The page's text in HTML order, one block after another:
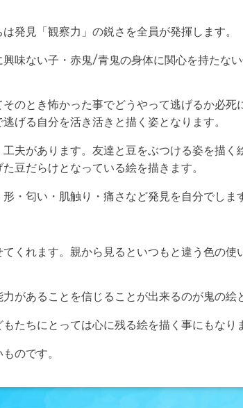
発見「観察力」の鋭さを全員が発揮 します。
味ない子・赤鬼/青鬼の身体に関心を持たな
のとき怖かった事でどうやって逃げるか必死
げる自分を活き活きと描く姿となります。
工夫があります。 友達と豆をぶつける姿を描く
た豆だらけとなっている絵を描きます。
・匂い・肌触り・痛さなど発見を自分でしま
くれます。親から見るといつもと違う色の使
力があることを信じることが出来るのが鬼の絵
たちにとっては心に残る絵を描く事にもなり
のです。